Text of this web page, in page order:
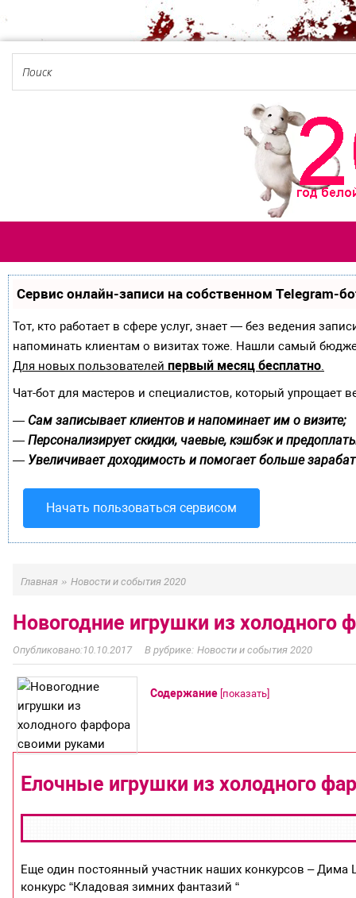
Сервис онлайн-записи на собственном Telegram-
Тот, кто работает в сфере услуг, знает — без ведения
напоминать клиентам о визитах тоже. Нашли самый
Для новых пользователей первый месяц бесплатно.
Чат-бот для мастеров и специалистов, который упрощает
— Сам записывает клиентов и напоминает им о визите;
— Персонализирует скидки, чаевые, кэшбэк и
— Увеличивает доходимость и помогает больше
Начать пользоваться сервисом
Главная » Новости и события 2020
Новогодние игрушки из холодного
10.10.2017 Новости и события 2020
Содержание [показать]
Елочные игрушки из холодного
Еще один постоянный участник наших конкурсов – Дима
конкурс “Кладовая зимних фантазий “